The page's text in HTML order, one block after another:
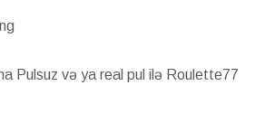
Pulsuz və ya real pul ilə Roulette77